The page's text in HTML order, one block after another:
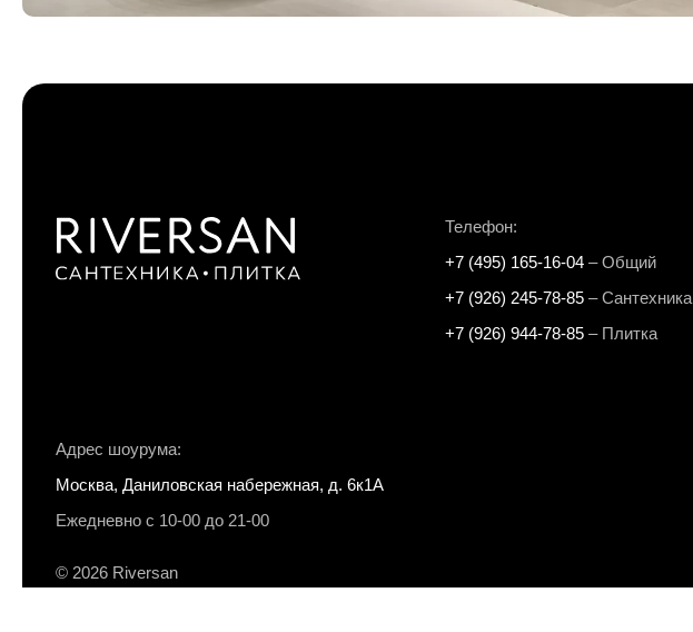
Адрес шоурума:
Москва, Даниловская набережная, д. 6к1А
Ежедневно с 10-00 до 21-00
© 2026 Riversan
Телефон:
+7 (495) 165-16-04– Общий
+7 (926) 245-78-85– Сантехника
+7 (926) 944-78-85– Плитка